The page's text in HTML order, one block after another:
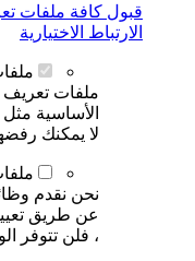
قبول كافة ملفات
الارتباط الاختيارية
ملفات تعريف
الأساسية
لا يمكنك
نحن نقدم
عن طريق
، فلن تتوفر